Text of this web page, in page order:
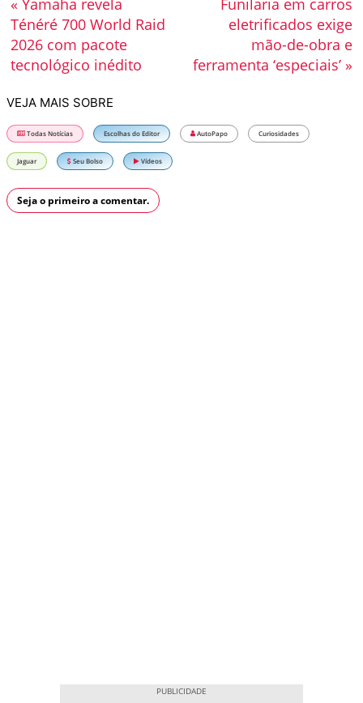
Funilaria em carros
eletrificados exige
mão-de-obra e
ferramenta ‘especiais’ »
« Yamaha revela
Ténéré 700 World Raid
2026 com pacote
tecnológico inédito
VEJA MAIS SOBRE
Todas Notícias Escolhas do Editor AutoPapo Curiosidades
Jaguar Seu Bolso Vídeos
Seja o primeiro a comentar.